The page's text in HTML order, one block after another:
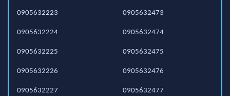
0905632223
0905632224
0905632225
0905632226
0905632227
0905632473
0905632474
0905632475
0905632476
0905632477